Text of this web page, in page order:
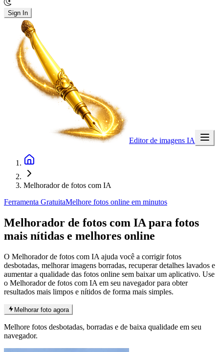
Sign In
Editor de imagens IA
Melhorador de fotos com IA
Ferramenta GratuitaMelhore fotos online em minutos
Melhorador de fotos com IA para fotos
mais nítidas e melhores online
O Melhorador de fotos com IA ajuda você a corrigir fotos
desbotadas, melhorar imagens borradas, recuperar detalhes lavados e
aumentar a qualidade das fotos online sem baixar um aplicativo. Use
o Melhorador de fotos com IA em seu navegador para obter
resultados mais limpos e nítidos de forma mais simples.
Melhorar foto agora
Melhore fotos desbotadas, borradas e de baixa qualidade em seu
navegador.